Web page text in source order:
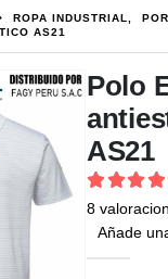
ROPA INDUSTRIAL
AS21
Polo
AS21
5 out
8
Añade